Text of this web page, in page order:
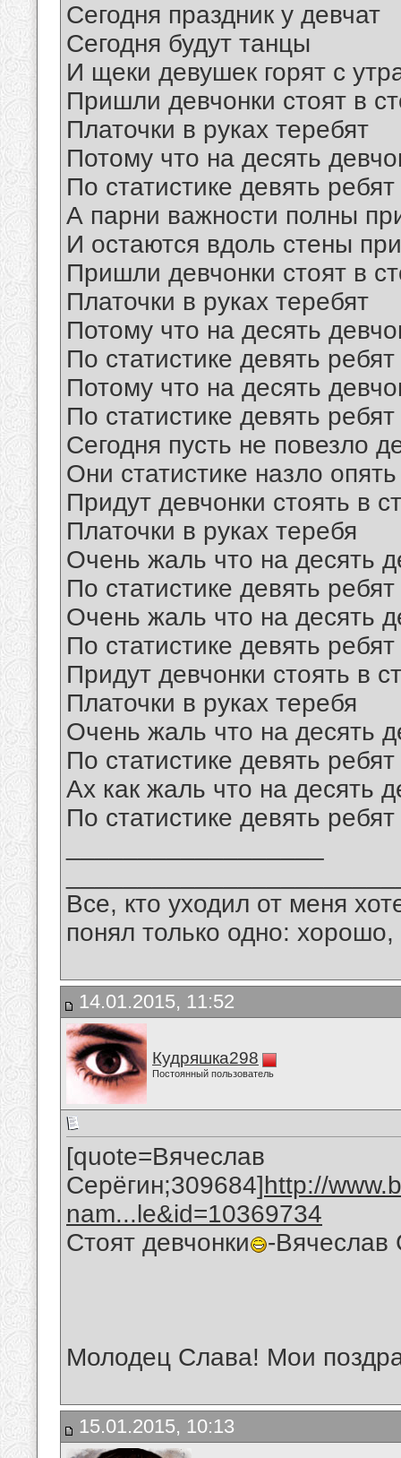
Сегодня праздник у девчат
Сегодня будут танцы
И щеки девушек горят с
Пришли девчонки стоят в
Платочки в руках теребят
Потому что на десять
По статистике девять ребят
А парни важности полны
И остаются вдоль стены
Пришли девчонки стоят в
Платочки в руках теребят
Потому что на десять
По статистике девять ребят
Потому что на десять
По статистике девять ребят
Сегодня пусть не повезло
Они статистике назло
Придут девчонки стоять в
Платочки в руках теребя
Очень жаль что на десять
По статистике девять ребят
Очень жаль что на десять
По статистике девять ребят
Придут девчонки стоять в
Платочки в руках теребя
Очень жаль что на десять
По статистике девять ребят
Ах как жаль что на десять
По статистике девять ребят
Все, кто уходил от меня
понял только одно:
14.01.2015, 11:52
Кудряшка298
Постоянный пользователь
[quote=Вячеслав
Серёгин;309684]http://
nam...le&id=10369734
Стоят девчонки
-Вячеслав
Молодец Слава! Мои
15.01.2015, 10:13